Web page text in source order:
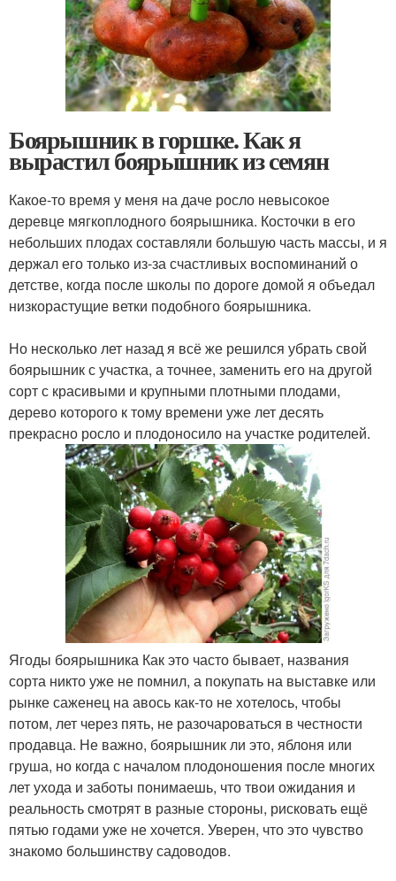
Боярышник в горшке. Как я
вырастил боярышник из семян
Какое-то время у меня на даче росло невысокое
деревце мягкоплодного боярышника. Косточки в его
небольших плодах составляли большую часть массы, и я
держал его только из-за счастливых воспоминаний о
детстве, когда после школы по дороге домой я объедал
низкорастущие ветки подобного боярышника.
Но несколько лет назад я всё же решился убрать свой
боярышник с участка, а точнее, заменить его на другой
сорт с красивыми и крупными плотными плодами,
дерево которого к тому времени уже лет десять
прекрасно росло и плодоносило на участке родителей.
Ягоды боярышника Как это часто бывает, названия
сорта никто уже не помнил, а покупать на выставке или
рынке саженец на авось как-то не хотелось, чтобы
потом, лет через пять, не разочароваться в честности
продавца. Не важно, боярышник ли это, яблоня или
груша, но когда с началом плодоношения после многих
лет ухода и заботы понимаешь, что твои ожидания и
реальность смотрят в разные стороны, рисковать ещё
пятью годами уже не хочется. Уверен, что это чувство
знакомо большинству садоводов.